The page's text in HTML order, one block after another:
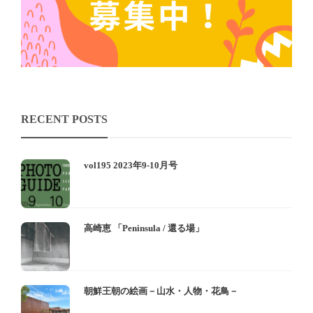
RECENT POSTS
vol195 2023年9-10月号
高崎恵 「Peninsula / 還る場」
朝鮮王朝の絵画－山水・人物・花鳥－